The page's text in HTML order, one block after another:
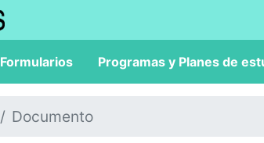
Formularios Programas y Planes de
Documento